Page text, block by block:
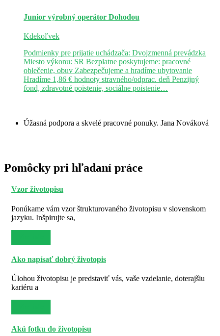
Junior výrobný operátor Dohodou
Kdekoľvek
Podmienky pre prijatie uchádzača: Dvojzmenná prevádzka
Miesto výkonu: SR Bezplatne poskytujeme: pracovné
oblečenie, obuv Zabezpečujeme a hradíme ubytovanie
Hradíme 1,86 € hodnoty stravného/odprac. deň Penzijný
fond, zdravotné poistenie, sociálne poistenie…
Úžasná podpora a skvelé pracovné ponuky. Jana Nováková
Pomôcky pri hľadaní práce
Vzor životopisu
Ponúkame vám vzor štrukturovaného životopisu v slovenskom
jazyku. Inšpirujte sa,
Ako napísať dobrý životopis
Úlohou životopisu je predstaviť vás, vaše vzdelanie, doterajšiu
kariéru a
Akú fotku do životopisu